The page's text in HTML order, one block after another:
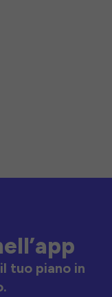
tuo piano in